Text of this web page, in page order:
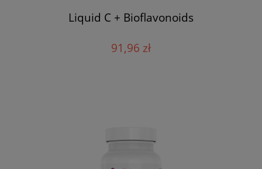
Liquid C + Bioflavonoids
91,96 zł